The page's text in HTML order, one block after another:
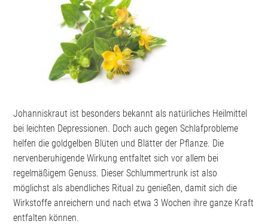
Johanniskraut ist besonders bekannt als natürliches Heilmittel
bei leichten Depressionen. Doch auch gegen Schlafprobleme
helfen die goldgelben Blüten und Blätter der Pflanze. Die
nervenberuhigende Wirkung entfaltet sich vor allem bei
regelmäßigem Genuss. Dieser Schlummertrunk ist also
möglichst als abendliches Ritual zu genießen, damit sich die
Wirkstoffe anreichern und nach etwa 3 Wochen ihre ganze Kraft
entfalten können.